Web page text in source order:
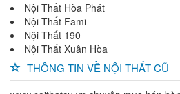
Nội Thất Hòa Phát
Nội Thất Fami
Nội Thất 190
Nội Thất Xuân Hòa
THÔNG TIN VỀ NỘI THẤT CŨ